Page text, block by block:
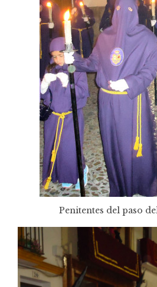
Penitentes del paso